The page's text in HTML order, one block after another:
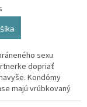
sexu
dopriať
Kondómy
majú vrúbkovaný